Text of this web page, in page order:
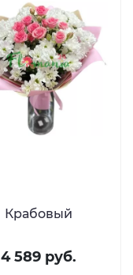
Крабовый
4 589 руб.